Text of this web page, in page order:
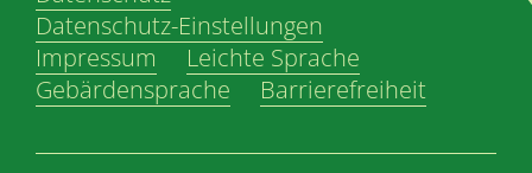
Datenschutz-Einstellungen
Impressum
Leichte Sprache
Gebärdensprache
Barrierefreiheit